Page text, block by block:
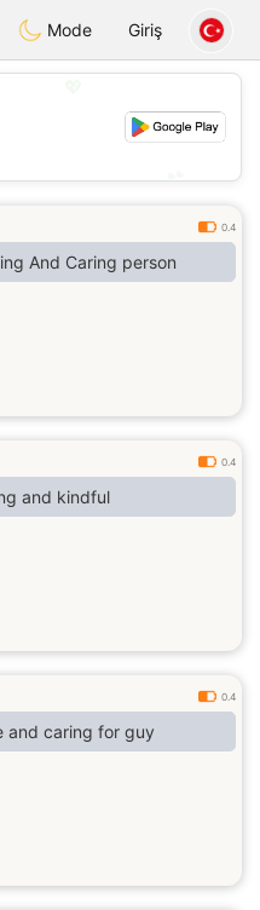
Dating
Mode Giriş
0.4
And Caring person
0.4
and kindful
0.4
and caring for guy